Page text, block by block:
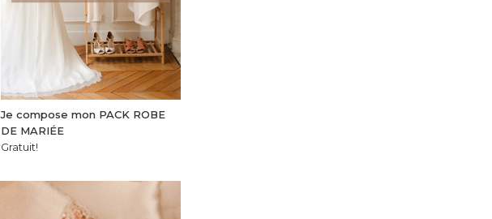
Je compose mon PACK ROBE
DE MARIÉE
Gratuit!